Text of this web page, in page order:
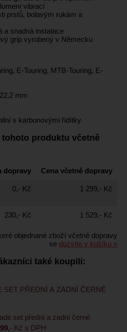
vibrací
prstů, bolavým rukám a
a snadná instalace
grip vyrobený v Německu
E-Touring, MTB-Touring, E-
mm
s karbonovými řidítky
produktu včetně
dopravy Cena včetně dopravy
0,- Kč 1 299,- Kč
230,- Kč 1 529,- Kč
objednané zboží včetně dopravy
se dozvíte v košíku »
také koupili:
SET PŘEDNÍ A ZADNÍ ČERNÉ
,- Kč s DPH